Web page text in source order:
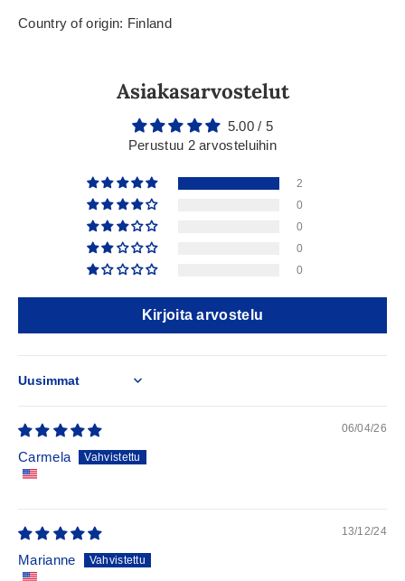
Country of origin: Finland
Asiakasarvostelut
5.00 / 5
Perustuu 2 arvosteluihin
2
0
0
0
0
Kirjoita arvostelu
Sort by
06/04/26
Carmela
13/12/24
Marianne